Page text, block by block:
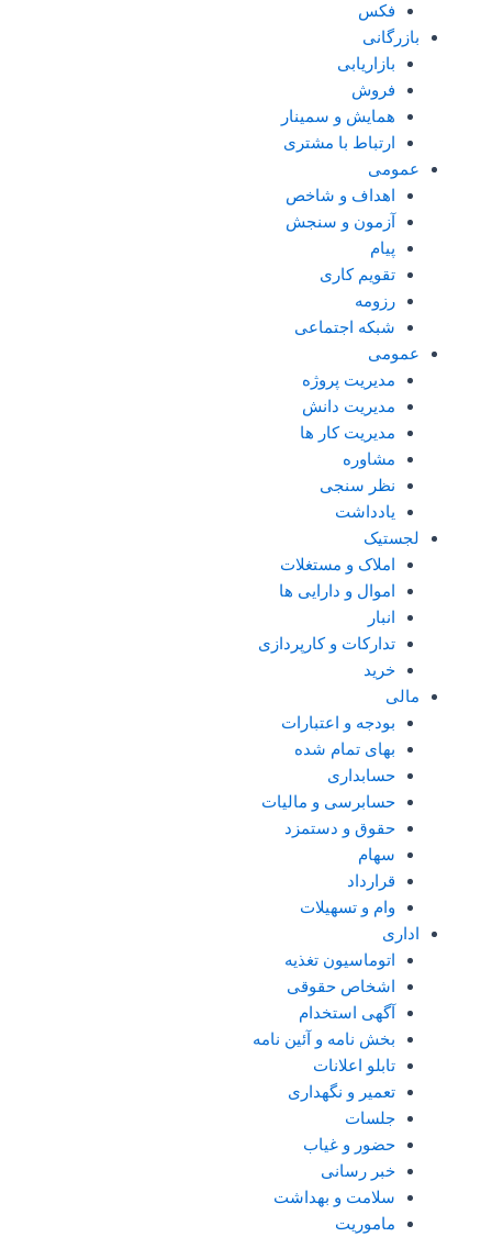
فکس
بازرگانی
بازاریابی
فروش
همایش و سمینار
ارتباط با مشتری
عمومی
اهداف و شاخص
آزمون و سنجش
پیام
تقویم کاری
رزومه
شبکه اجتماعی
عمومی
مدیریت پروژه
مدیریت دانش
مدیریت کار ها
مشاوره
نظر سنجی
یادداشت
لجستیک
املاک و مستغلات
اموال و دارایی ها
انبار
تدارکات و کارپردازی
خرید
مالی
بودجه و اعتبارات
بهای تمام شده
حسابداری
حسابرسی و مالیات
حقوق و دستمزد
سهام
قرارداد
وام و تسهیلات
اداری
اتوماسیون تغذیه
اشخاص حقوقی
آگهی استخدام
بخش نامه و آئین نامه
تابلو اعلانات
تعمیر و نگهداری
جلسات
حضور و غیاب
خبر رسانی
سلامت و بهداشت
ماموریت